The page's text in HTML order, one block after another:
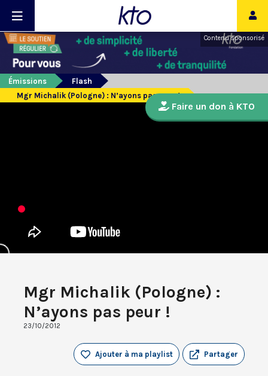
Contenu sponsorisé
Émissions
Flash
Mgr Michalik (Pologne) : N’ayons pas peur !
Mgr Michalik (Pologne) :
N’ayons pas peur !
23/10/2012
Partager
Ajouter à ma playlist
Faire un don à KTO